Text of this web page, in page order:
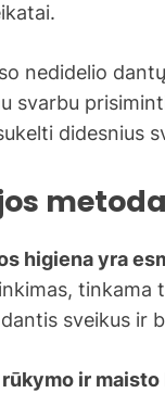
nedidelio
svarbu
didesnius
higiena yra
tinkama
sveikus ir
ir